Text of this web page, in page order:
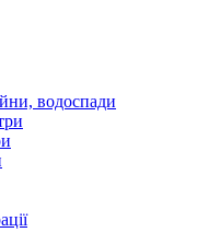
водоспади